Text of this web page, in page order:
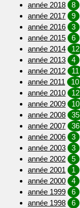
année 2018
8
année 2017
9
année 2016
3
année 2015
6
année 2014
12
année 2013
4
année 2012
11
année 2011
10
année 2010
12
année 2009
10
année 2008
35
année 2007
36
année 2006
3
année 2003
3
année 2002
5
année 2001
1
année 2000
4
année 1999
6
année 1998
6